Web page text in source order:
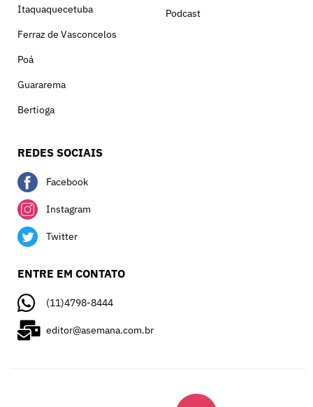
Itaquaquecetuba
Ferraz de Vasconcelos
Poá
Guararema
Bertioga
Podcast
REDES SOCIAIS
Facebook
Instagram
Twitter
ENTRE EM CONTATO
(11)4798-8444
editor@asemana.com.br